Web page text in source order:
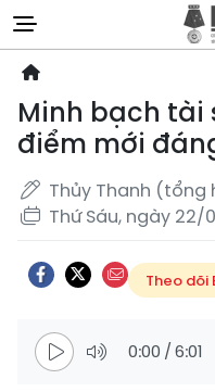
Minh bạch tài
điểm mới
Thủy Thanh (tổng
Thứ Sáu, ngày
Theo dõi
0:00 /6:01